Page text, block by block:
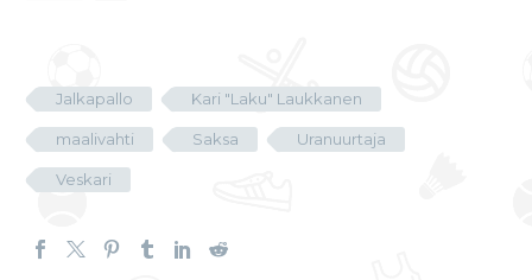
Jalkapallo Kari "Laku" Laukkanen
maalivahti Saksa Uranuurtaja
Veskari